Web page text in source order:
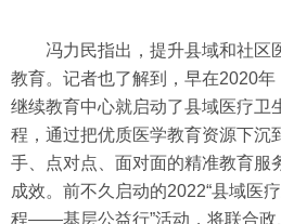
冯力民指出，提升县域和社区
教育。记者也了解到，早在2020
继续教育中心就启动了县域医疗卫
程，通过把优质医学教育资源下沉
手、点对点、面对面的精准教育服
成效。前不久启动的2022“县域医
程——基层公益行”活动，将联合政